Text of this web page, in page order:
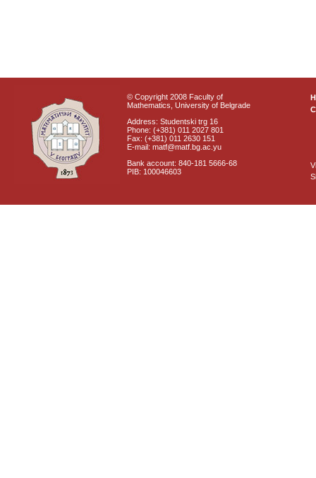
© Copyright 2008 Faculty of
Mathematics, University of Belgrade
Address: Studentski trg 16
Phone: (+381) 011 2027 801
Fax: (+381) 011 2630 151
E-mail: matf@matf.bg.ac.yu
Bank account: 840-181 5666-68
PIB: 100046603